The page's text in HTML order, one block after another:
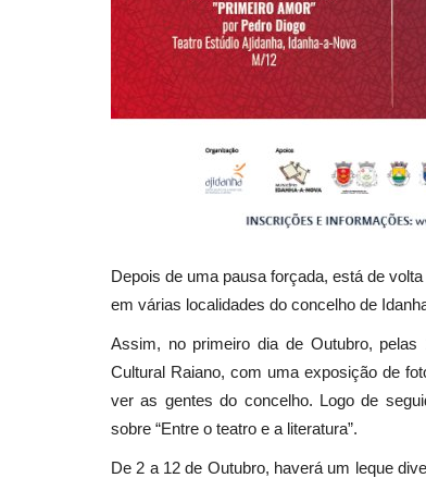
Depois de uma pausa forçada, está de
em várias localidades do concelho de
Assim, no primeiro dia de Outubro,
Cultural Raiano, com uma exposição de
ver as gentes do concelho. Logo de
sobre “Entre o teatro e a literatura”.
De 2 a 12 de Outubro, haverá um leque